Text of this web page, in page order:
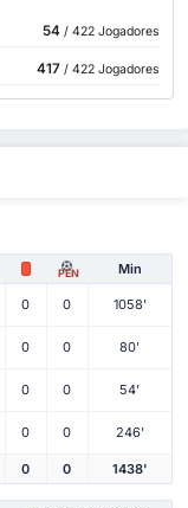
54/ 422 Jogadores
417/ 422 Jogadores
PEN Min
0 0 1058'
0 0 80'
0 0 54'
0 0 246'
0 0 1438'